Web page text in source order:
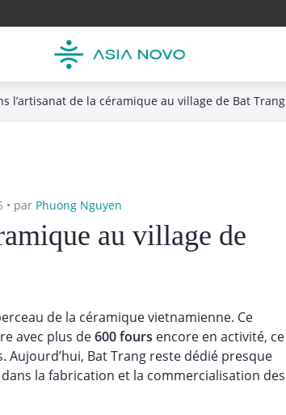
l’artisanat de la céramique au village de Bat Trang
• par Phuong Nguyen
au village de
de la céramique vietnamienne. Ce
avec plus de600 fours encore en activité, ce
Bat Trang reste dédié presque
la fabrication et la commercialisation des